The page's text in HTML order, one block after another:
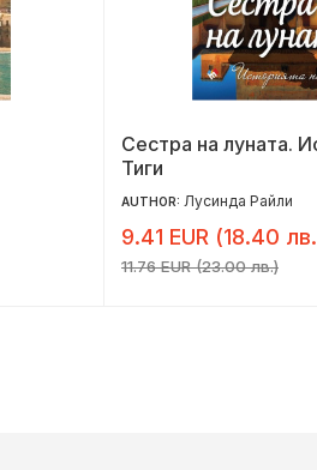
Сестра на луната.
Тиги
AUTHOR: Лусинда Райли
9.41 EUR (18.40
11.76 EUR (23.00 лв.)